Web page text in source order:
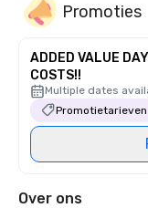
Promoties
ADDED VALUE
COSTS!!
Multiple dates
Promotietarieven
Over ons